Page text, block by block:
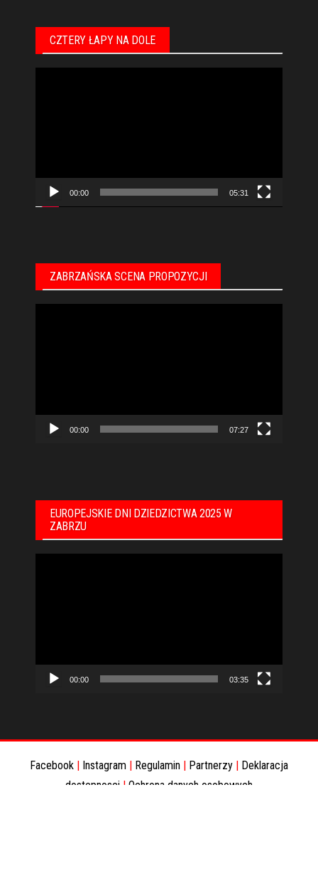
CZTERY ŁAPY NA DOLE
00:00 05:31
ZABRZAŃSKA SCENA PROPOZYCJI
00:00 07:27
EUROPEJSKIE DNI DZIEDZICTWA 2025 W
ZABRZU
00:00 03:35
Facebook | Instagram | Regulamin | Partnerzy | Deklaracja
dostepnosci | Ochrona danych osobowych